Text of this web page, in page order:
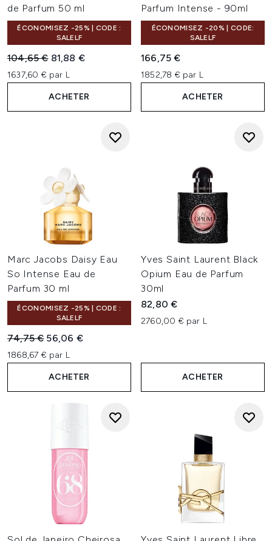
de Parfum 50 ml
ÉCONOMISEZ -25% | CODE :
SALELF
Prix de vente :
104,65 € Prix ​​actuel :
81,88 €
1637,60 € par L
ACHETER
Parfum Intense - 90ml
ÉCONOMISEZ -20% | CODE:
SALELF
166,75 €
1852,78 € par L
ACHETER
Marc Jacobs Daisy Eau
So Intense Eau de
Parfum 30 ml
ÉCONOMISEZ -25% | CODE :
SALELF
Prix de vente :
74,75 € Prix ​​actuel :
56,06 €
1868,67 € par L
ACHETER
Yves Saint Laurent Black
Opium Eau de Parfum
30ml
82,80 €
2760,00 € par L
ACHETER